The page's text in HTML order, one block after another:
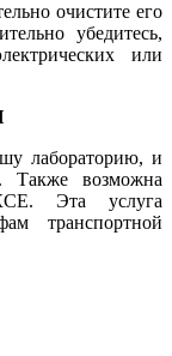
очистите его
убедитесь,
или
лабораторию, и
Также возможна
Эта услуга
транспортной